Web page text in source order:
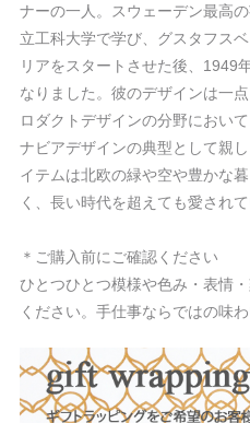
ナーの一人。スウェーデン最高
立工科大学で学び、グスタフス
リアをスタートさせた後、1949
なりました。彼のデザインは一
ロダクトデザインの分野におい
ナビアデザインの典型として親
イテムは北欧の緑や空や豊かな
く、長い時代を超えても愛されて
＊ご購入前にご確認ください
ひとつひとつ模様や色み・表情
ください。手仕事ならではの味